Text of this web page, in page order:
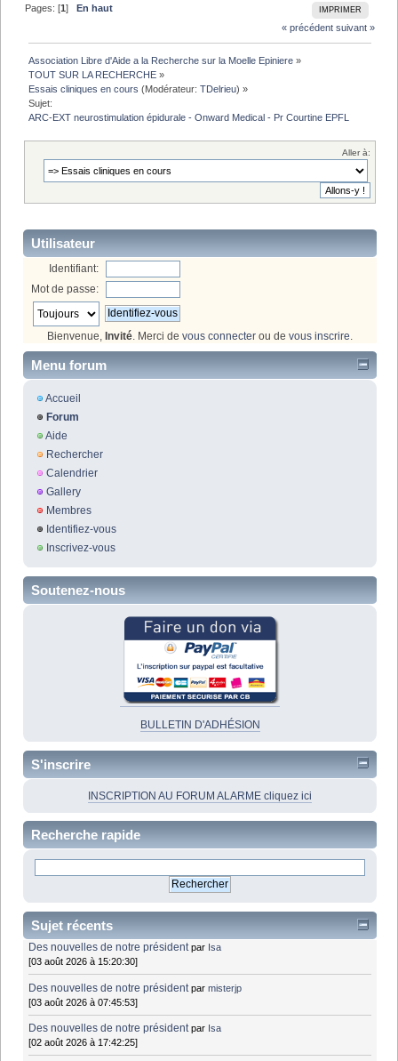
IMPRIMER
Pages: [1]
En haut
« précédent suivant »
Association Libre d'Aide a la Recherche sur la Moelle Epiniere »
TOUT SUR LA RECHERCHE »
Essais cliniques en cours (Modérateur:TDelrieu) »
Sujet:
ARC-EXT neurostimulation épidurale - Onward Medical - Pr Courtine EPFL
Aller à:
Utilisateur
Identifiant:
Mot de passe:
Bienvenue, Invité. Merci de vous connecter ou de vous inscrire.
Menu forum
Accueil
Forum
Aide
Rechercher
Calendrier
Gallery
Membres
Identifiez-vous
Inscrivez-vous
Soutenez-nous
BULLETIN D'ADHÉSION
S'inscrire
INSCRIPTION AU FORUM ALARME cliquez ici
Recherche rapide
Sujet récents
Des nouvelles de notre président par Isa
[03 août 2026 à 15:20:30]
Des nouvelles de notre président parmisterjp
[03 août 2026 à 07:45:53]
Des nouvelles de notre président par Isa
[02 août 2026 à 17:42:25]